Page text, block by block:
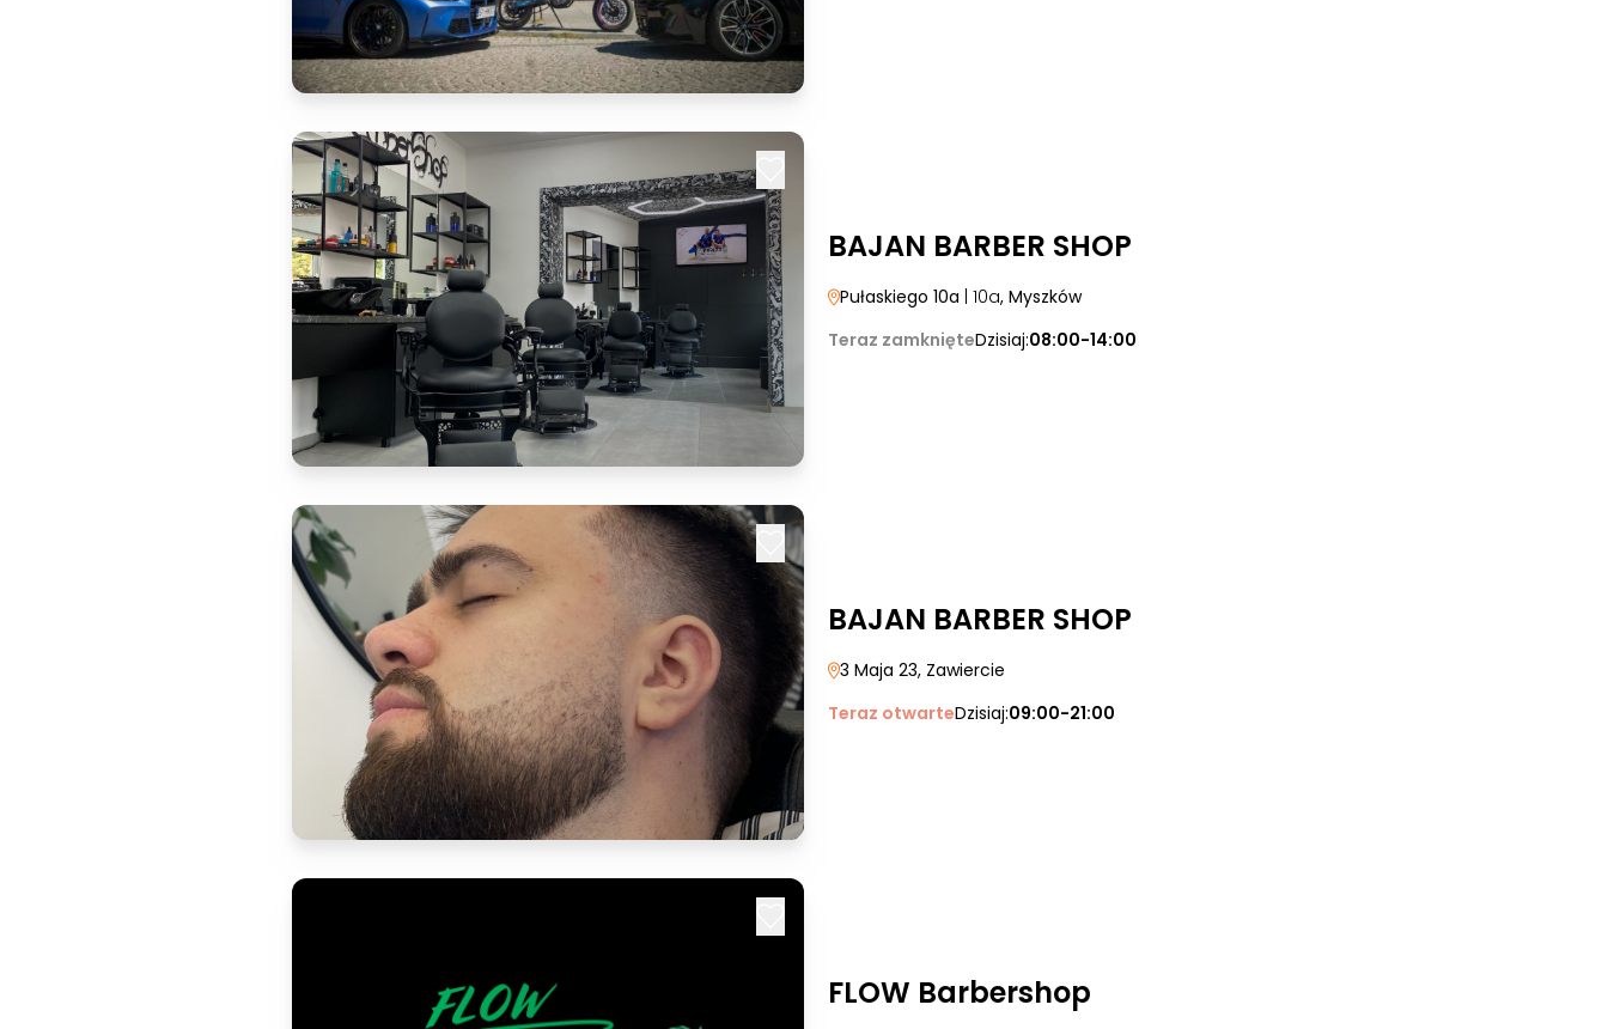
BAJAN BARBER SHOP
Pułaskiego 10a | 10a, Myszków
Teraz zamknięteDzisiaj:08:00-14:00
BAJAN BARBER SHOP
3 Maja 23, Zawiercie
Teraz otwarteDzisiaj:09:00-21:00
FLOW Barbershop